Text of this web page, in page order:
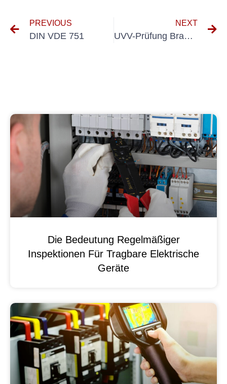
PREVIOUS
DIN VDE 751
NEXT
UVV-Prüfung Brandschutztüren
Die Bedeutung Regelmäßiger
Inspektionen Für Tragbare Elektrische
Geräte